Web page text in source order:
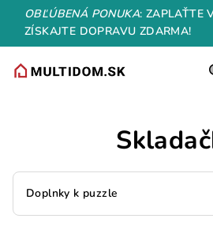
Prejsť
obsah
OBĽÚBENÁ PONUKA: ZAPLAŤTE
ZÍSKAJTE DOPRAVU ZDARMA!
Doplnky k puzzle